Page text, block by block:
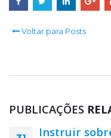
Voltar para Posts
PUBLICAÇÕES
Instruir
Diversas